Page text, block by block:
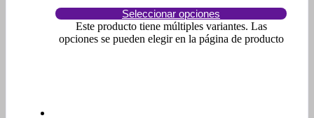
Seleccionar opciones
Este producto tiene múltiples variantes. Las
opciones se pueden elegir en la página de producto